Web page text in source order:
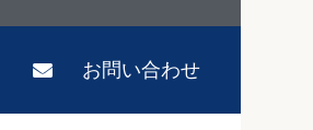
お問い合わせ